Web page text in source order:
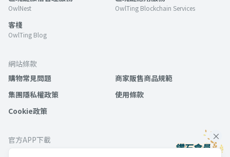
OwlNest OwlTing Blockchain Services
客棧
OwlTing Blog
網站條款
購物常見問題
商家販售商品規範
集團隱私權政策
使用條款
Cookie政策
官方APP下載